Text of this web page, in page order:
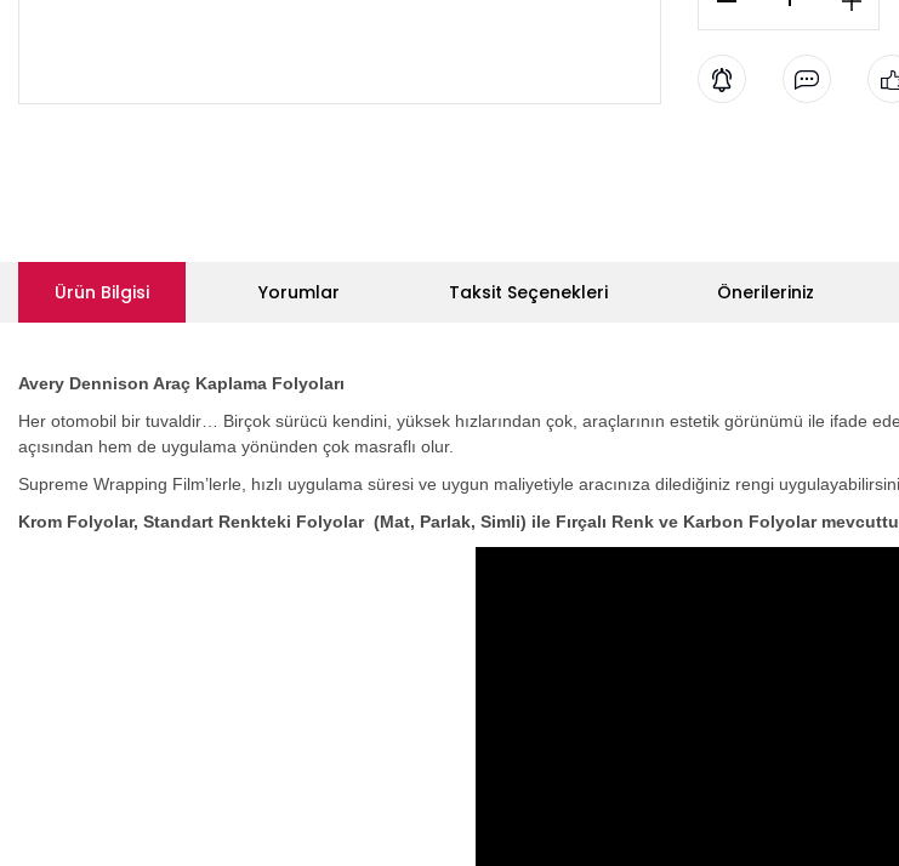
Ürün Bilgisi Yorumlar Taksit Seçenekleri Önerileriniz
Avery Dennison Araç Kaplama Folyoları
Her otomobil bir tuvaldir… Birçok sürücü kendini, yüksek hızlarından çok, araçlarının estetik görünümü ile ifade
açısından hem de uygulama yönünden çok masraflı olur.
Supreme Wrapping Film’lerle, hızlı uygulama süresi ve uygun maliyetiyle aracınıza dilediğiniz rengi
Krom Folyolar, Standart Renkteki Folyolar (Mat, Parlak, Simli) ile Fırçalı Renk ve Karbon Folyolar